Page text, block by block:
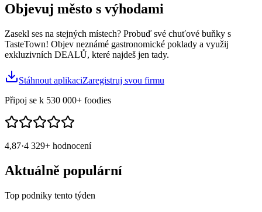
Objevuj město s výhodami
Zasekl ses na stejných místech? Probuď své chuťové buňky s
TasteTown! Objev neznámé gastronomické poklady a využij
exkluzivních DEALŮ, které najdeš jen tady.
Stáhnout aplikaciZaregistruj svou firmu
Připoj se k 530 000+ foodies
4,87·4 329+ hodnocení
Aktuálně populární
Top podniky tento týden